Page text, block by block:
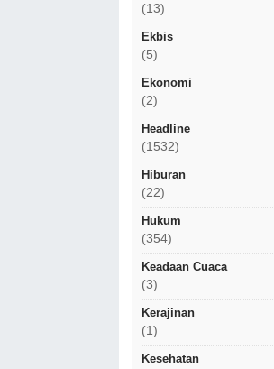
(13)
Ekbis
(5)
Ekonomi
(2)
Headline
(1532)
Hiburan
(22)
Hukum
(354)
Keadaan Cuaca
(3)
Kerajinan
(1)
Kesehatan